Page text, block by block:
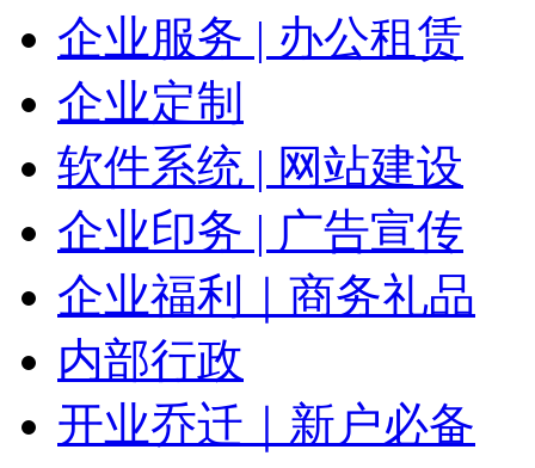
企业服务 | 办公租赁
企业定制
软件系统 | 网站建设
企业印务 | 广告宣传
企业福利｜商务礼品
内部行政
开业乔迁｜新户必备